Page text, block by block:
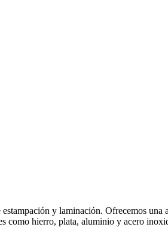
y laminación. Ofrecemos
como hierro, plata, aluminio y acero